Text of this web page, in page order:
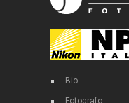
Bio
Fotografo